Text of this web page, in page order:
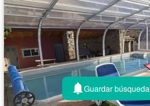
Guardar búsqueda